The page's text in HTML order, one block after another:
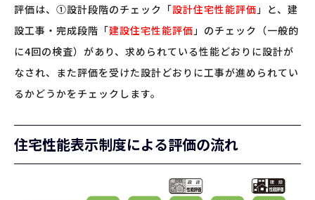
評価は、①設計段階のチェック「設計住宅性能評価」と、建
設工事・完成段階「建設住宅性能評価」のチェック（一般的
に4回の検査）があり、求められている性能どおりに設計が
なされ、また評価を受けた設計どおりに工事が進められてい
るかどうかをチェックします。
住宅性能表示制度による評価の流れ